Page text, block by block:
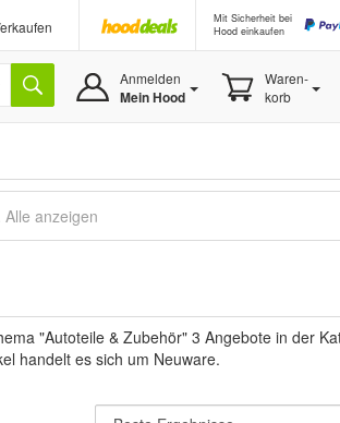
Mit Sicherheit bei
Hood einkaufen
Anmelden
Mein Hood
Waren-
korb
Alle anzeigen
"Autoteile & Zubehör" 3 Angebote in der
handelt es sich um Neuware.